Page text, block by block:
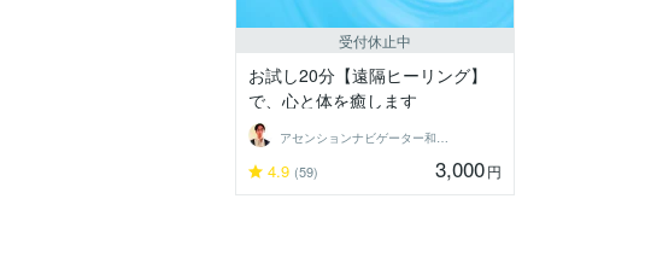
受付休止中
お試し20分【遠隔ヒーリング】
で、心と体を癒します
4.9 (59) 3,000円